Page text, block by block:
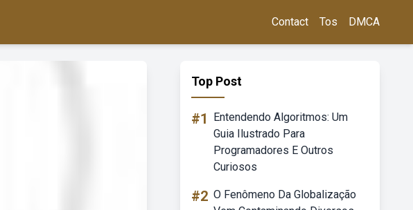
Contact Tos DMCA
Top Post
#1
Entendendo Algoritmos: Um
Guia Ilustrado Para
Programadores E Outros
Curiosos
#2 O Fenômeno Da Globalização